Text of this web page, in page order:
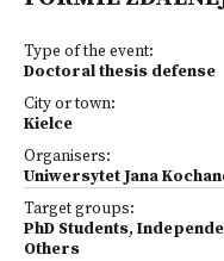
Type of the event:
Doctoral thesis defense
City or town:
Kielce
Organisers:
Uniwersytet Jana
Target groups:
PhD Students,
Others